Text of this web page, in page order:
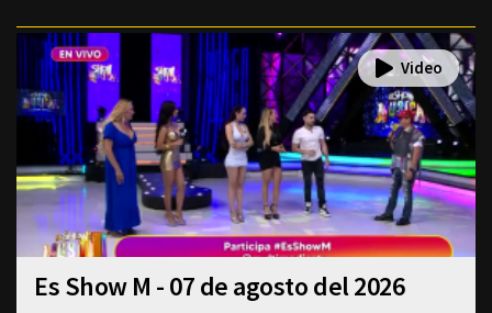
Es Show M - 07 de agosto del 2026